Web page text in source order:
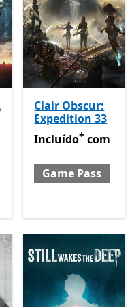
PassOfertas em
Clair Obscur:
Expedition 33
Incluído com
Incluído+ com
Game Pass